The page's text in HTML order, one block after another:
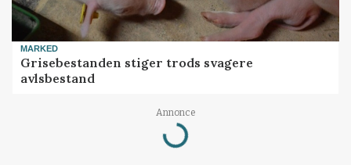
MARKED
Grisebestanden stiger trods svagere
avlsbestand
Annonce
Loading...